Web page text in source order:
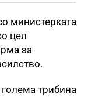
министерката
цел
за
трибина